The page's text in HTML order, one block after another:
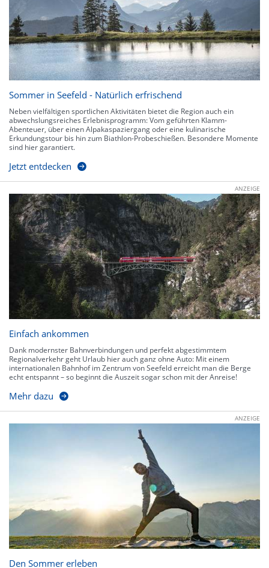
Sommer in Seefeld - Natürlich erfrischend
Neben vielfältigen sportlichen Aktivitäten bietet die Region auch ein
abwechslungsreiches Erlebnisprogramm: Vom geführten Klamm-
Abenteuer, über einen Alpakaspaziergang oder eine kulinarische
Erkundungstour bis hin zum Biathlon-Probeschießen. Besondere Momente
sind hier garantiert.
Jetzt entdecken
ANZEIGE
Einfach ankommen
Dank modernster Bahnverbindungen und perfekt abgestimmtem
Regionalverkehr geht Urlaub hier auch ganz ohne Auto: Mit einem
internationalen Bahnhof im Zentrum von Seefeld erreicht man die Berge
echt entspannt – so beginnt die Auszeit sogar schon mit der Anreise!
Mehr dazu
ANZEIGE
Den Sommer erleben